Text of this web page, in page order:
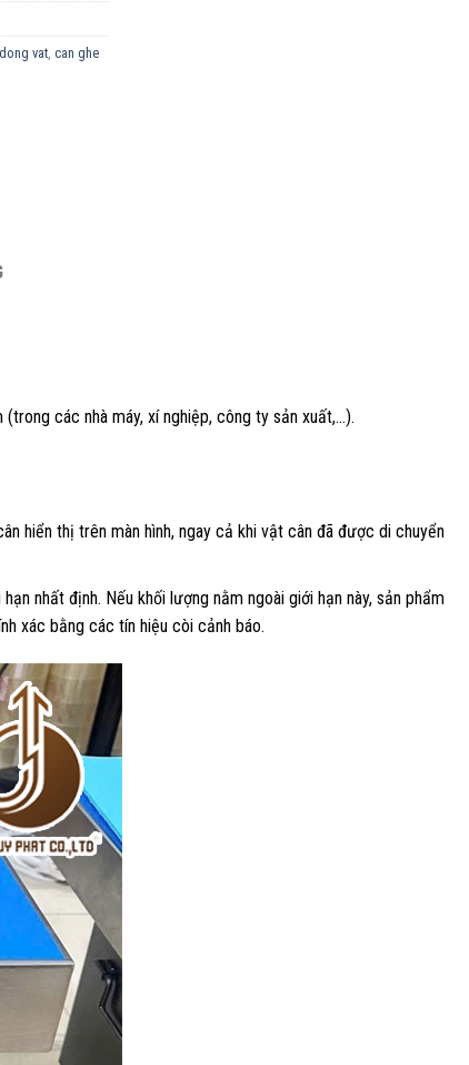
vat, can ghe
các nhà máy, xí nghiệp, công ty sản xuất,…).
hiển thị trên màn hình, ngay cả khi vật cân đã được di chuyển
nhất định. Nếu khối lượng nằm ngoài giới hạn này, sản phẩm
xác bằng các tín hiệu còi cảnh báo.